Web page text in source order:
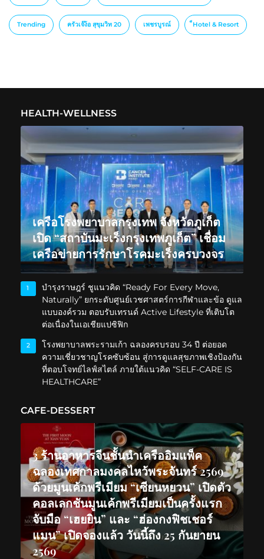
Trending ครัวเจ๊ง้อ สุขุมวิท 20 เพชรบูรณ์ ็Hotel & Resort
HEALTH-WELLNESS
เครือโรงพยาบาลกรุงเทพ จังหวัดภูเก็ต
เปิด “สถาบันมะเร็งกรุงเทพภูเก็ต” เชื่อม
เครือข่ายการรักษาโรคมะเร็งครบวงจร
1
บำรุงราษฎร์ ชูแนวคิด “Ready For Every Move,
Naturally” ยกระดับศูนย์เวชศาสตร์การกีฬาและข้อ ดูแล
แบบองค์รวม ตอบรับเทรนด์ Active Lifestyle ที่เติบโต
ต่อเนื่องในเอเชียแปซิฟิก
2
โรงพยาบาลพระรามเก้า ฉลองครบรอบ 34 ปี ต่อยอด
ความเชี่ยวชาญโรคซับซ้อน สู่การดูแลสุขภาพเชิงป้องกัน
ที่ตอบโจทย์ไลฟ์สไตล์ ภายใต้แนวคิด “SELF-CARE IS
HEALTHCARE”
CAFE-DESSERT
3 ร้านอาหารจีนชั้นนำเครืออิมแพ็ค
ฉลองเทศกาลมงคลไหว้พระจันทร์ 2569
ด้วยมูนเค้กพรีเมียม “เซียนหยวน” เปิดตัว
คอลเลกชันมูนเค้กพรีเมียมเป็นครั้งแรก
จับมือ “เฮยยิน” และ “ฮ่องกงฟิชเชอร์
แมน” เปิดจองแล้ว วันนี้ถึง 25 กันยายน
2569